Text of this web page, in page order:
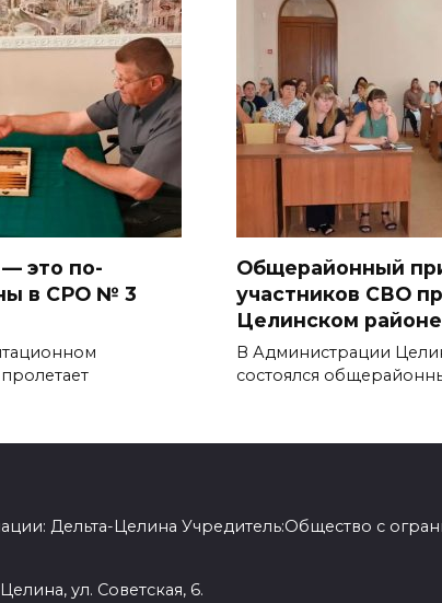
это по-
в СРО № 3
Общерайонный
участников СВО
Целинском районе
В Администрации
состоялся
Дельта-Целина Учредитель:Общество с
ул. Советская, 6.